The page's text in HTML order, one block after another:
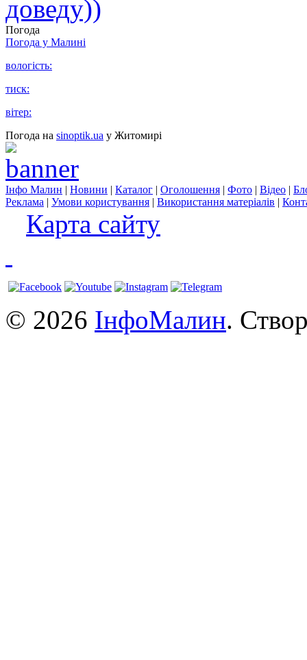
доведу))
Погода
Погода у Малині
вологість:
тиск:
вітер:
Погода на sinoptik.ua у Житомирі
Інфо Малин | Новини | Каталог | Оголошення | Фото | Відео |
Реклама | Умови користування | Використання матеріалів |
Карта сайту
© 2026 ІнфоМалин.